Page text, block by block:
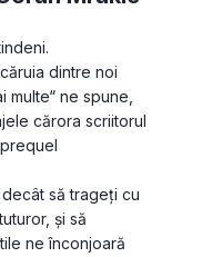
dintre noi
multe“ ne spune,
cărora scriitorul
să trageți cu
și să
ne înconjoară